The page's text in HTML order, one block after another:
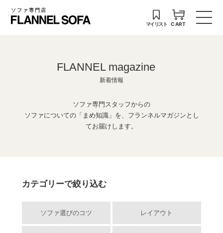
ソファ専門店
マイリスト CART
FLANNEL magazine
新着情報
ソファ専門スタッフからの
ソファについての「まめ知識」を、フランネルマガジンとし
てお届けします。
カテゴリーで絞り込む
ソファ選びのコツ レイアウト